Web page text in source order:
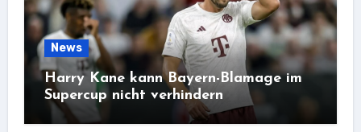
News
Harry Kane kann Bayern-Blamage im
Supercup nicht verhindern